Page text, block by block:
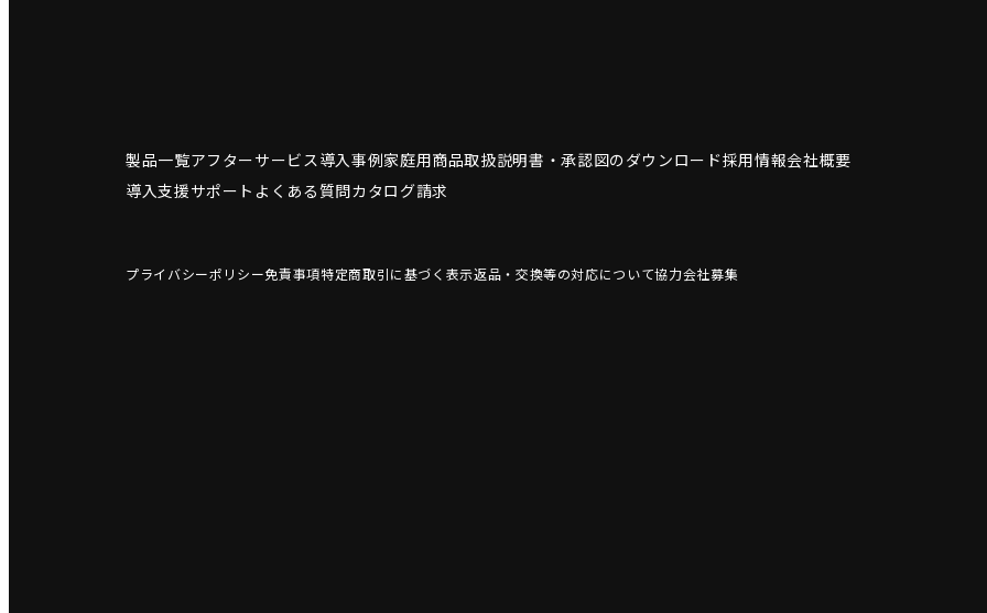
製品一覧アフターサービス導入事例家庭用商品取扱説明書・承認図のダウンロード採用情報会社概要
導入支援サポート よくある質問カタログ請求
プライバシーポリシー免責事項特定商取引に基づく表示返品・交換等の対応について協力会社募集